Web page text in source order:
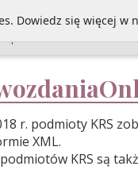
Sprawozdania
Dowiedz się więcej w